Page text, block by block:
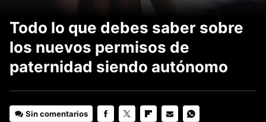
Todo lo que debes saber sobre
los nuevos permisos de
paternidad siendo autónomo
Sin comentarios